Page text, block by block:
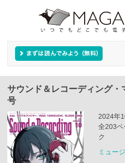
サウンド＆レコーディング・
号
2024年
全203ペ
ク
ミュー